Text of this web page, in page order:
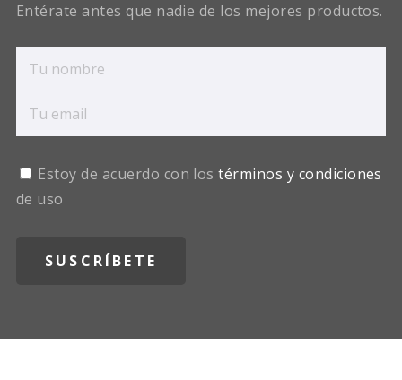
Entérate antes que nadie de los mejores productos.
Estoy de acuerdo con lostérminos y condiciones
de uso